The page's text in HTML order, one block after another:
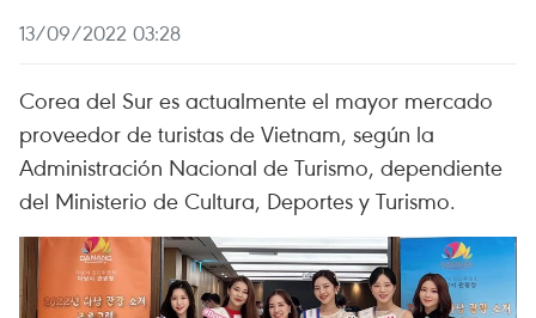
13/09/2022 03:28
Corea del Sur es actualmente el mayor mercado
proveedor de turistas de Vietnam, según la
Administración Nacional de Turismo, dependiente
del Ministerio de Cultura, Deportes y Turismo.